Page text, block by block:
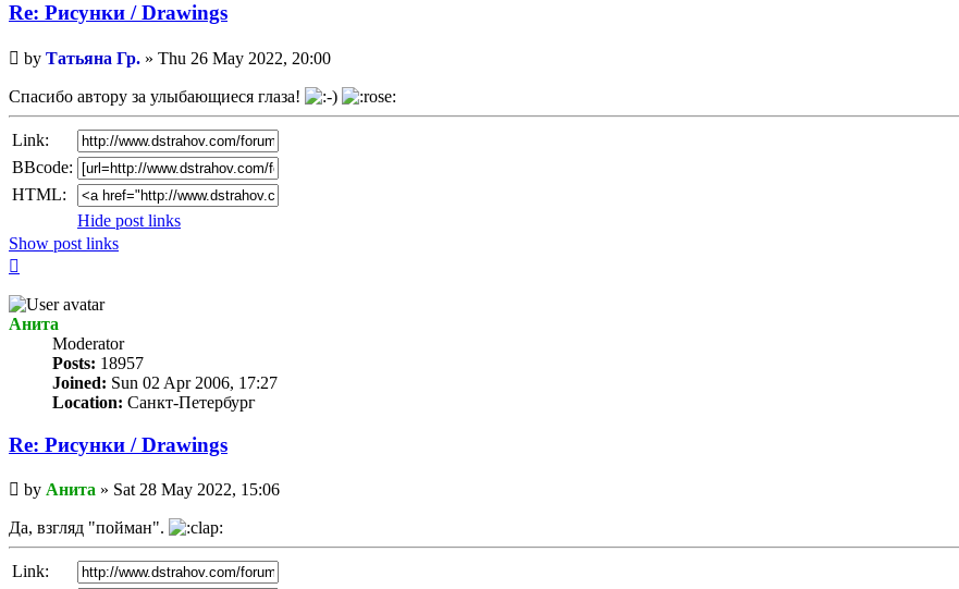
Re: Рисунки / Drawings
Unread
post
by Татьяна Гр. » Thu 26 May 2022, 20:00
Спасибо автору за улыбающиеся глаза!
Link:
BBcode:
HTML:
Hide post links
Show post links
Анита
Мoderator
Posts: 18957
Joined: Sun 02 Apr 2006, 17:27
Location: Санкт-Петербург
Re: Рисунки / Drawings
Unread
post
by Анита » Sat 28 May 2022, 15:06
Да, взгляд "пойман".
Link: